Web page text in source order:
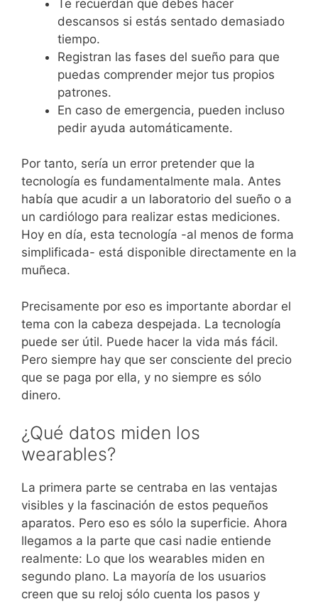
Te recuerdan que debes hacer
descansos si estás sentado demasiado
tiempo.
Registran las fases del sueño para que
puedas comprender mejor tus propios
patrones.
En caso de emergencia, pueden incluso
pedir ayuda automáticamente.
Por tanto, sería un error pretender que la
tecnología es fundamentalmente mala. Antes
había que acudir a un laboratorio del sueño o a
un cardiólogo para realizar estas mediciones.
Hoy en día, esta tecnología -al menos de forma
simplificada- está disponible directamente en la
muñeca.
Precisamente por eso es importante abordar el
tema con la cabeza despejada. La tecnología
puede ser útil. Puede hacer la vida más fácil.
Pero siempre hay que ser consciente del precio
que se paga por ella, y no siempre es sólo
dinero.
¿Qué datos miden los
wearables?
La primera parte se centraba en las ventajas
visibles y la fascinación de estos pequeños
aparatos. Pero eso es sólo la superficie. Ahora
llegamos a la parte que casi nadie entiende
realmente: Lo que los wearables miden en
segundo plano. La mayoría de los usuarios
creen que su reloj sólo cuenta los pasos y